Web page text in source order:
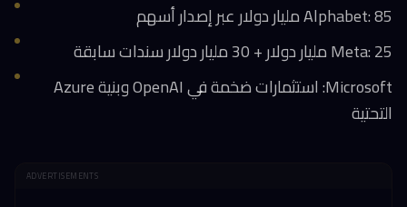
Alphabet: 85 مليار دولار عبر إصدار أسهم
Meta: 25 مليار دولار + 30 مليار دولار سندات سابقة
Microsoft: استثمارات ضخمة في OpenAI وبنية Azure
التحتية
ADVERTISEMENTS